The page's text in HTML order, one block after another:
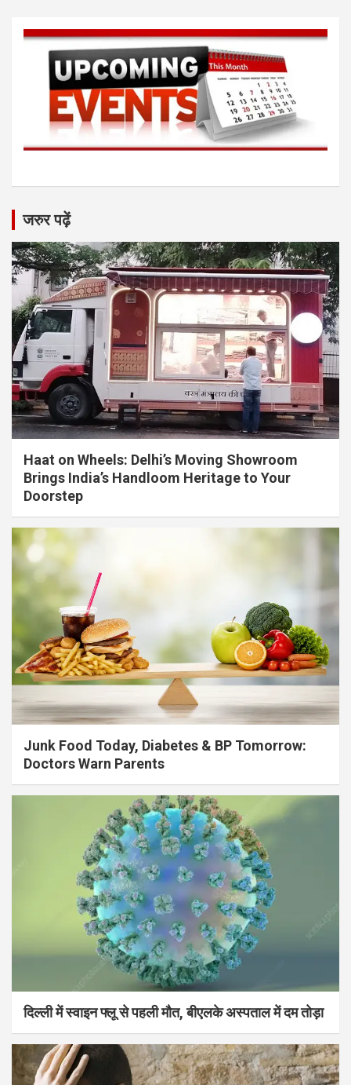
जरुर पढ़ें
Haat on Wheels: Delhi’s Moving Showroom
Brings India’s Handloom Heritage to Your
Doorstep
Junk Food Today, Diabetes & BP Tomorrow:
Doctors Warn Parents
दिल्ली में स्वाइन फ्लू से पहली मौत, बीएलके अस्पताल में दम तोड़ा